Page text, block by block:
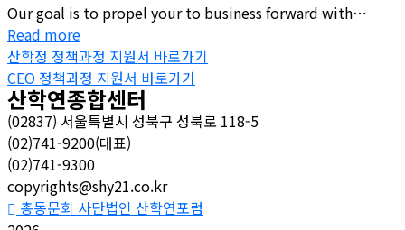
Our goal is to propel your to business forward with…
Read more
산학정 정책과정 지원서 바로가기
CEO 정책과정 지원서 바로가기
산학연종합센터
(02837) 서울특별시 성북구 성북로 118-5
(02)741-9200(대표)
(02)741-9300
copyrights@shy21.co.kr
총동문회 사단법인 산학연포럼